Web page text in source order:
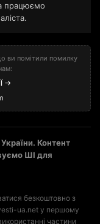
працюємо
ви помітили помилку
→
Контент
ШІ для
безкоштовно з
ua.net у першому
частини